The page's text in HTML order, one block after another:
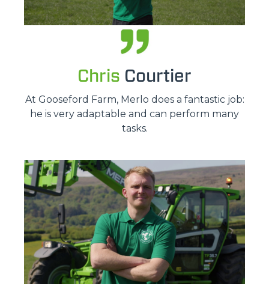
Chris Courtier
At Gooseford Farm, Merlo does a fantastic job:
he is very adaptable and can perform many
tasks.